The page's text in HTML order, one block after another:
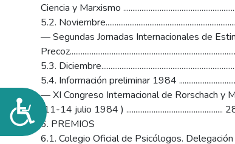
Accesibilidad
Ciencia y Marxismo
5.2.
— Segundas Jornadas Internacionales de
5.3.
5.4. Información preliminar 1984
— XI Congreso Internacional de Rorschach y
(11-14 julio 1984 ) .....................................................
6. PREMIOS
6.1. Colegio Oficial de Psicólogos.